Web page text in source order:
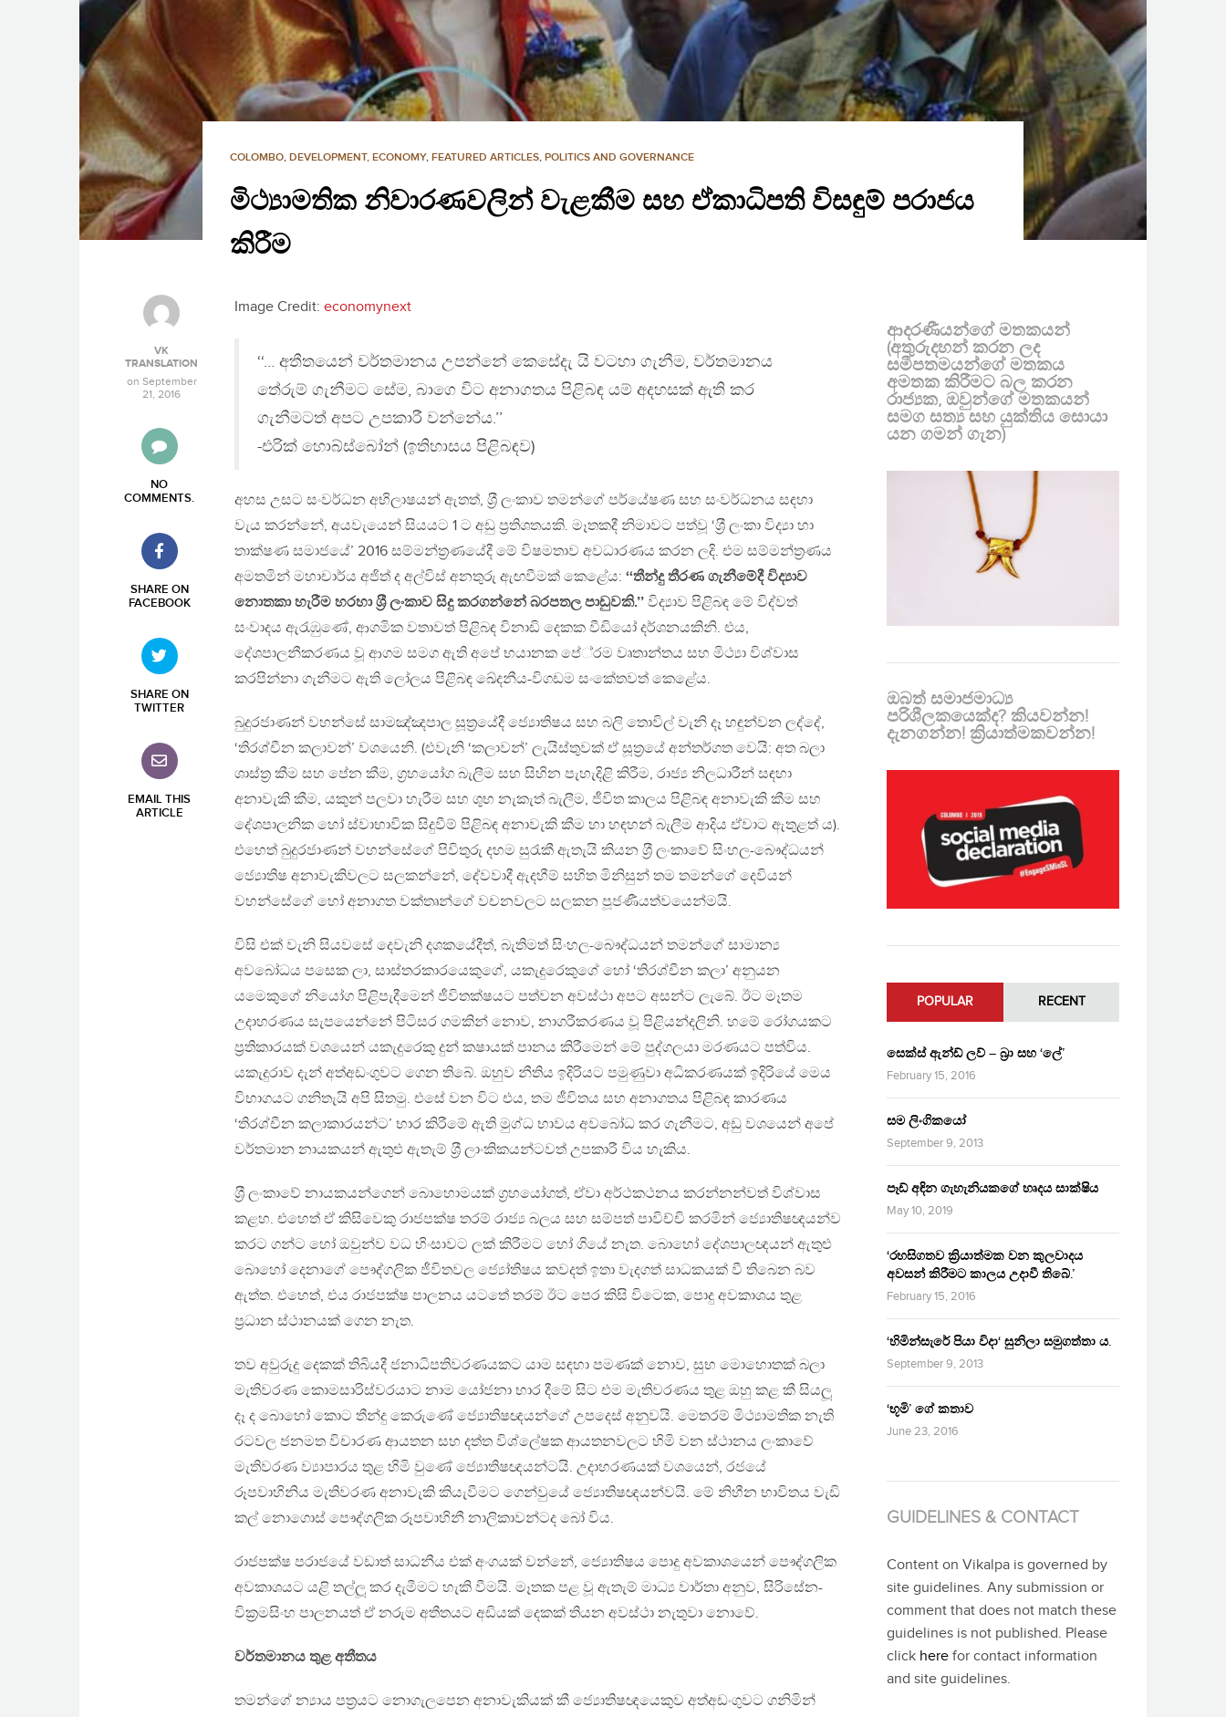
COLOMBO, DEVELOPMENT, ECONOMY, FEATURED ARTICLES, POLITICS AND GOVERNANCE
මිථ්‍යාමතික නිවාරණවලින් වැළකීම සහ ඒකාධිපති විසඳුම් පරාජය
කිරීම
VK
TRANSLATION
on September
21, 2016
NO
COMMENTS.
SHARE ON
FACEBOOK
SHARE ON
TWITTER
EMAIL THIS
ARTICLE
Image Credit: economynext
‘‘… අතීතයෙන් වර්තමානය උපන්නේ කෙසේදැ යි වටහා ගැනීම, වර්තමානය
තේරුම් ගැනීමට සේම, බාගෙ විට අනාගතය පිළිබඳ යම් අදහසක් ඇති කර
ගැනීමටත් අපට උපකාරී වන්නේය.’’
-එරික් හොබ්ස්බෝන් (ඉතිහාසය පිළිබඳව)
අහස උසට සංවර්ධන අභිලාෂයන් ඇතත්, ශ‍්‍රී ලංකාව තමන්ගේ පර්යේෂණ සහ සංවර්ධනය සඳහා
වැය කරන්නේ, අයවැයෙන් සියයට 1 ට අඩු ප‍්‍රතිශතයකි. මෑතකදී නිමාවට පත්වූ ‘ශ‍්‍රී ලංකා විද්‍යා හා
තාක්ෂණ සමාජයේ’ 2016 සම්මන්ත‍්‍රණයේදී මේ විෂමතාව අවධාරණය කරන ලදි. එම සම්මන්ත‍්‍රණය
අමතමින් මහාචාර්ය අජිත් ද අල්විස් අනතුරු ඇඟවීමක් කෙළේය: ‘‘තීන්දු තීරණ ගැනීමේදී විද්‍යාව
නොතකා හැරීම හරහා ශ‍්‍රී ලංකාව සිදු කරගන්නේ බරපතල පාඩුවකි.’’ විද්‍යාව පිළිබඳ මේ විද්වත්
සංවාදය ඇරැඹුණේ, ආගමික වතාවත් පිළිබඳ විනාඩි දෙකක වීඩියෝ දර්ශනයකිනි. එය,
දේශපාලනීකරණය වූ ආගම සමග ඇති අපේ භයානක පේ‍්‍රම වෘතාන්තය සහ මිථ්‍යා විශ්වාස
කරපින්නා ගැනීමට ඇති ලෝලය පිළිබඳ ඛේදනීය-විගඩම සංකේතවත් කෙළේය.
බුදුරජාණන් වහන්සේ සාමඤ්ඤපාල සූත‍්‍රයේදී ජ්‍යොතිෂය සහ බලි තොවිල් වැනි දෑ හඳුන්වන ලද්දේ,
‘තිරශ්චීන කලාවන්’ වශයෙනි. (එවැනි ‘කලාවන්’ ලැයිස්තුවක් ඒ සූත‍්‍රයේ අන්තර්ගත වෙයි: අත බලා
ශාස්ත‍්‍ර කීම සහ පේන කීම, ග‍්‍රහයෝග බැලීම සහ සිහින පැහැදිළි කිරීම, රාජ්‍ය නිලධාරීන් සඳහා
අනාවැකි කීම, යකුන් පලවා හැරීම සහ ශුභ නැකැත් බැලීම, ජීවිත කාලය පිළිබඳ අනාවැකි කීම සහ
දේශපාලනික හෝ ස්වාභාවික සිදුවීම් පිළිබඳ අනාවැකි කීම හා හඳහන් බැලීම ආදිය ඒවාට ඇතුළත් ය).
එහෙත් බුදුරජාණන් වහන්සේගේ පිවිතුරු දහම සුරැකී ඇතැයි කියන ශ‍්‍රී ලංකාවේ සිංහල-බෞද්ධයන්
ජ්‍යොතිෂ අනාවැකිවලට සලකන්නේ, දේවවාදී ඇදහීම් සහිත මිනිසුන් තම තමන්ගේ දෙවියන්
වහන්සේගේ හෝ අනාගත වක්තෘන්ගේ වචනවලට සලකන පූජණීයත්වයෙන්මයි.
විසි එක් වැනි සියවසේ දෙවැනි දශකයේදීත්, බැතිමත් සිංහල-බෞද්ධයන් තමන්ගේ සාමාන්‍ය
අවබෝධය පසෙක ලා, සාස්තරකාරයෙකුගේ, යකැදුරෙකුගේ හෝ ‘තිරශ්චීන කලා’ අනුයන
යමෙකුගේ නියෝග පිළිපැදීමෙන් ජීවිතක්ෂයට පත්වන අවස්ථා අපට අසන්ට ලැබේ. ඊට මෑතම
උදාහරණය සැපයෙන්නේ පිටිසර ගමකින් නොව, නාගරීකරණය වූ පිළියන්දලිනි. හමේ රෝගයකට
ප‍්‍රතිකාරයක් වශයෙන් යකැදුරෙකු දුන් කෂායක් පානය කිරීමෙන් මේ පුද්ගලයා මරණයට පත්විය.
යකැදුරාව දැන් අත්අඩංගුවට ගෙන තිබේ. ඔහුව නීතිය ඉදිරියට පමුණුවා අධිකරණයක් ඉදිරියේ මෙය
විභාගයට ගනිතැයි අපි සිතමු. එසේ වන විට එය, තම ජීවිතය සහ අනාගතය පිළිබඳ කාරණය
‘තිරශ්චීන කලාකාරයන්ට’ භාර කිරීමේ ඇති මුග්ධ භාවය අවබෝධ කර ගැනීමට, අඩු වශයෙන් අපේ
වර්තමාන නායකයන් ඇතුළු ඇතැම් ශ‍්‍රී ලාංකිකයන්ටවත් උපකාරී විය හැකිය.
ශ‍්‍රී ලංකාවේ නායකයන්ගෙන් බොහොමයක් ග‍්‍රහයෝගත්, ඒවා අර්ථකථනය කරන්නන්වත් විශ්වාස
කළහ. එහෙත් ඒ කිසිවෙකු රාජපක්ෂ තරම් රාජ්‍ය බලය සහ සම්පත් පාවිච්චි කරමින් ජ්‍යොතිෂඥයන්ව
කරට ගන්ට හෝ ඔවුන්ව වධ හිංසාවට ලක් කිරීමට හෝ ගියේ නැත. බොහෝ දේශපාලඥයන් ඇතුළු
බොහෝ දෙනාගේ පෞද්ගලික ජීවිතවල ජ්‍යෝතිෂය කවදත් ඉතා වැදගත් සාධකයක් වී තිබෙන බව
ඇත්ත. එහෙත්, එය රාජපක්ෂ පාලනය යටතේ තරම් ඊට පෙර කිසි විටෙක, පොදු අවකාශය තුළ
ප‍්‍රධාන ස්ථානයක් ගෙන නැත.
තව අවුරුදු දෙකක් තිබියදී ජනාධිපතිවරණයකට යාම සඳහා පමණක් නොව, සුභ මොහොතක් බලා
මැතිවරණ කොමසාරිස්වරයාට නාම යෝජනා භාර දීමේ සිට එම මැතිවරණය තුළ ඔහු කළ කී සියලූ
දෑ ද බොහෝ කොට තීන්දු කෙරුණේ ජ්‍යොතිෂඥයන්ගේ උපදෙස් අනුවයි. මෙතරම් මිථ්‍යාමතික නැති
රටවල ජනමත විචාරණ ආයතන සහ දත්ත විශ්ලේෂක ආයතනවලට හිමි වන ස්ථානය ලංකාවේ
මැතිවරණ ව්‍යාපාරය තුළ හිමි වුණේ ජ්‍යොතිෂඥයන්ටයි. උදාහරණයක් වශයෙන්, රජයේ
රූපවාහිනිය මැතිවරණ අනාවැකි කියැවීමට ගෙන්වුයේ ජ්‍යොතිෂඥයන්වයි. මේ නිහීන භාවිතය වැඩි
කල් නොගොස් පෞද්ගලික රූපවාහිනී නාලිකාවන්ටද බෝ විය.
රාජපක්ෂ පරාජයේ වඩාත් සාධනීය එක් අංගයක් වන්නේ, ජ්‍යොතිෂය පොදු අවකාශයෙන් පෞද්ගලික
අවකාශයට යළි තල්ලූ කර දැමීමට හැකි වීමයි. මෑතක පළ වූ ඇතැම් මාධ්‍ය වාර්තා අනුව, සිරිසේන-
වික‍්‍රමසිංහ පාලනයත් ඒ නරුම අතීතයට අඩියක් දෙකක් තියන අවස්ථා නැතුවා නොවේ.
වර්තමානය තුළ අතීතය
තමන්ගේ න්‍යාය පත‍්‍රයට නොගැලපෙන අනාවැකියක් කී ජ්‍යොතිෂඥයෙකුව අත්අඩංගුවට ගනිමින්
ආදරණීයන්ගේ මතකයන්
(අතුරුදහන් කරන ලද
සමීපතමයන්ගේ මතකය
අමතක කිරීමට බල කරන
රාජ්‍යක, ඔවුන්ගේ මතකයන්
සමග සත්‍ය සහ යුක්තිය සොයා
යන ගමන් ගැන)
ඔබත් සමාජමාධ්‍ය
පරිශීලකයෙක්ද? කියවන්න!
දැනගන්න! ක්‍රියාත්මකවන්න!
POPULAR RECENT
සෙක්ස් ඇන්ඩ් ලව් – බ්‍රා සහ ‘ලේ’
February 15, 2016
සම ලිංගිකයෝ
September 9, 2013
පෑඩ් අඳින ගැහැනියකගේ හෘදය සාක්ෂිය
May 10, 2019
‘රහසිගතව ක්‍රියාත්මක වන කුලවාදය
අවසන් කිරීමට කාලය උදාවී තිබේ.’
February 15, 2016
‘හිමින්සැරේ පියා විදා‘ සුනිලා සමුගත්තා ය.
September 9, 2013
‘භූමි’ ගේ කතාව
June 23, 2016
GUIDELINES & CONTACT
Content on Vikalpa is governed by
site guidelines. Any submission or
comment that does not match these
guidelines is not published. Please
click here for contact information
and site guidelines.